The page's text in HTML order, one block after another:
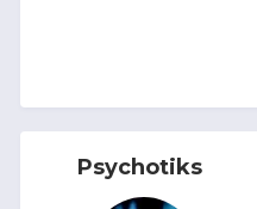
Psychotiks